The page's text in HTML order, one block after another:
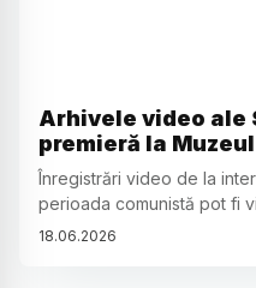
Arhivele video ale
premieră la
Înregistrări video de la
perioada comunistă pot fi
18.06.2026